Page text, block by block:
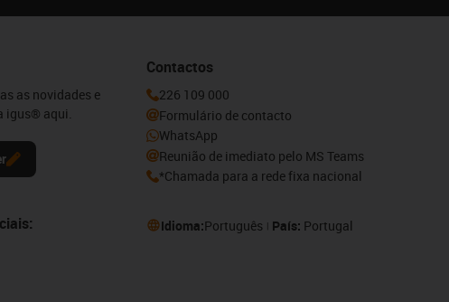
as novidades e
igus® aqui.
Contactos
226 109 000
Formulário de contacto
WhatsApp
Reunião de imediato pelo MS Teams
*Chamada para a rede fixa nacional
Idioma:Português País: Portugal